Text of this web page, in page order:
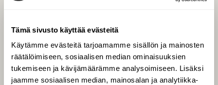
Tämä sivusto käyttää evästeitä
Käytämme evästeitä tarjoamamme sisällön ja mainosten
räätälöimiseen, sosiaalisen median ominaisuuksien
tukemiseen ja kävijämäärämme analysoimiseen. Lisäksi
jaamme sosiaalisen median, mainosalan ja analytiikka-
Tilaa digilukuoikeus
Äänestä parasta juttua
Tilaa uutiskirje